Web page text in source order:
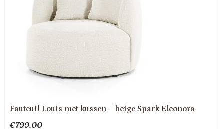
Fauteuil Louis met kussen – beige Spark Eleonora
€799.00